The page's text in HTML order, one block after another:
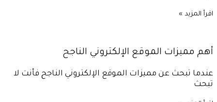
اقرأ المزيد »
أهم مميزات الموقع الإلكتروني الناجح
عندما تبحث عن مميزات الموقع الإلكتروني الناجح فأنت لا
تبحث